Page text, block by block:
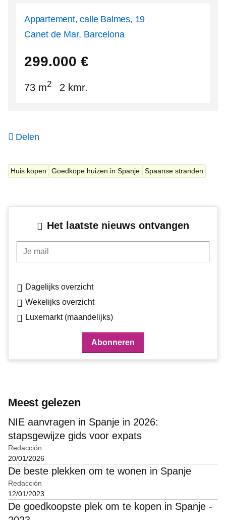
Appartement, calle Balmes, 19
Canet de Mar, Barcelona
299.000 €
73 m2 2 kmr.
Delen
Huis kopen Goedkope huizen in Spanje Spaanse stranden
Het laatste nieuws ontvangen
Je mail
Dagelijks overzicht
Wekelijks overzicht
Luxemarkt (maandelijks)
Meest gelezen
NIE aanvragen in Spanje in 2026:
stapsgewijze gids voor expats
Redacción
20/01/2026
De beste plekken om te wonen in Spanje
Redacción
12/01/2023
De goedkoopste plek om te kopen in Spanje -